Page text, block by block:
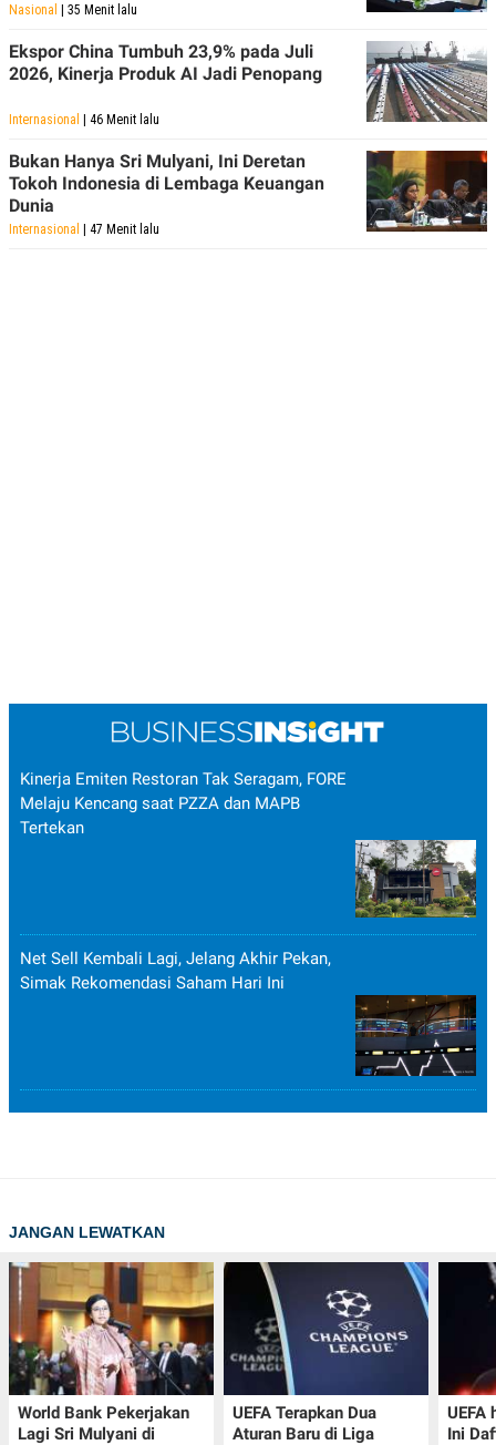
Nasional | 35 Menit lalu
Ekspor China Tumbuh 23,9% pada Juli
2026, Kinerja Produk AI Jadi Penopang
Internasional | 46 Menit lalu
Bukan Hanya Sri Mulyani, Ini Deretan
Tokoh Indonesia di Lembaga Keuangan
Dunia
Internasional | 47 Menit lalu
Kinerja Emiten Restoran Tak Seragam, FORE
Melaju Kencang saat PZZA dan MAPB
Tertekan
Net Sell Kembali Lagi, Jelang Akhir Pekan,
Simak Rekomendasi Saham Hari Ini
JANGAN LEWATKAN
World Bank Pekerjakan
Lagi Sri Mulyani di
UEFA Terapkan Dua
Aturan Baru di Liga
UEFA
Ini